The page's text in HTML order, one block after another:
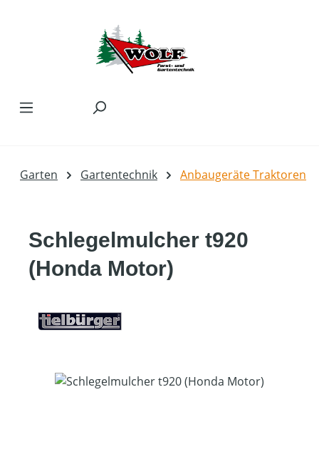
Garten Gartentechnik Anbaugeräte Traktoren
Schlegelmulcher t920
(Honda Motor)
Bildergalerie überspringen